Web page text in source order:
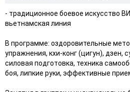
- традиционное боевое искусство
вьетнамская линия
В программе: оздоровительные
упражнения, кхи-конг (цигун), дзен,
силовая подготовка, техника
боя, липкие руки, эффективные